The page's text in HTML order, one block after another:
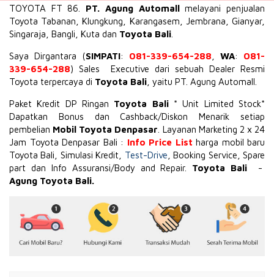
TOYOTA FT 86 PT. Agung Automallmelayani penjualan
Toyota Tabanan, Klungkung, Karangasem, Jembrana, Gianyar,
Singaraja, Bangli, Kuta dan Toyota Bali
Saya Dirgantara (SIMPATI: 081-339-654-288 WA: 081-
339-654-288) Sales Executive dari sebuah Dealer Resmi
Toyota terpercaya di Toyota Bali , yaitu PT. Agung Automall.
Paket Kredit DP Ringan Toyota Bali * Unit Limited Stock*
Dapatkan Bonus dan Cashback/Diskon Menarik setiap
pembelian Mobil Toyota Denpasar . Layanan Marketing 2 x 24
Jam Toyota Denpasar Bali : Info Price List harga mobil baru
Toyota Bali, Simulasi Kredit, Test-Drive , Booking Service, Spare
part dan Info Assuransi/Body and Repair. Toyota Bali -
Agung Toyota Bali.